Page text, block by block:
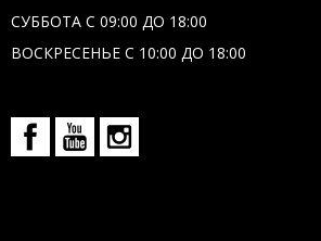
СУББОТА С 09:00 ДО 18:00
ВОСКРЕСЕНЬЕ С 10:00 ДО 18:00